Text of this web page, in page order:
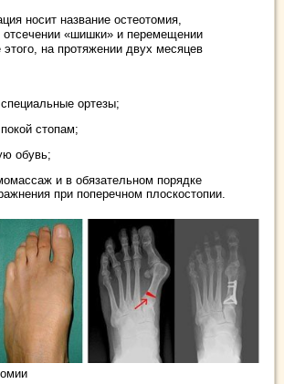
носит название остеотомия,
«шишки» и перемещении
на протяжении двух месяцев
ортезы;
стопам;
обувь;
и в обязательном порядке
при поперечном плоскостопии.